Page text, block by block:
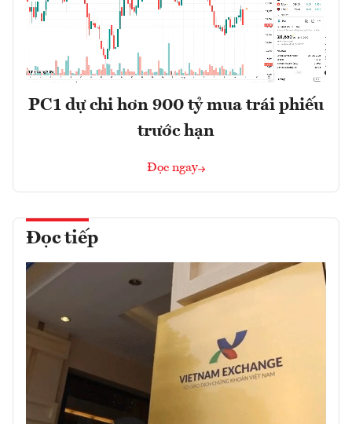
PC1 dự chi hơn 900 tỷ mua trái phiếu
trước hạn
Đọc ngay
Đọc tiếp